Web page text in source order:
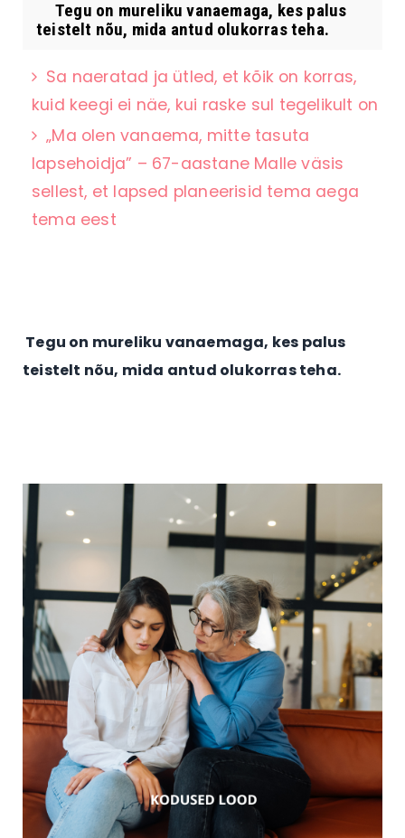
Tegu on mureliku vanaemaga, kes palus
teistelt nõu, mida antud olukorras teha.
Sa naeratad ja ütled, et kõik on korras,
kuid keegi ei näe, kui raske sul tegelikult on
„Ma olen vanaema, mitte tasuta
lapsehoidja” – 67-aastane Malle väsis
sellest, et lapsed planeerisid tema aega
tema eest
Tegu on mureliku vanaemaga, kes palus
teistelt nõu, mida antud olukorras teha.